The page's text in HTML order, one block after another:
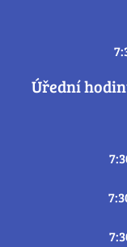
Úřední